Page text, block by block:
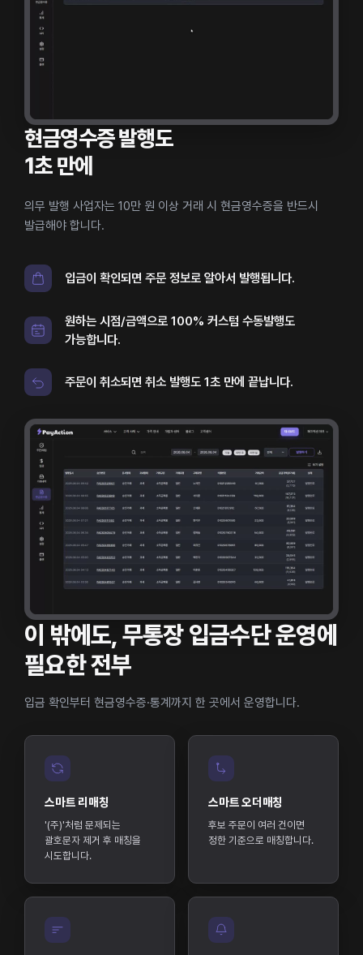
현금영수증 발행도
1초 만에
의무 발행 사업자는 10만 원 이상 거래 시 현금영수증을 반드시
발급해야 합니다.
입금이 확인되면 주문 정보로 알아서 발행됩니다.
원하는 시점/금액으로 100% 커스텀 수동발행도
가능합니다.
주문이 취소되면 취소 발행도 1초 만에 끝납니다.
이 밖에도, 무통장 입금수단 운영에
필요한 전부
입금 확인부터 현금영수증·통계까지 한 곳에서 운영합니다.
스마트 리매칭
'(주)'처럼 문제되는
괄호문자 제거 후 매칭을
시도합니다.
스마트 오더매칭
후보 주문이 여러 건이면
정한 기준으로 매칭합니다.